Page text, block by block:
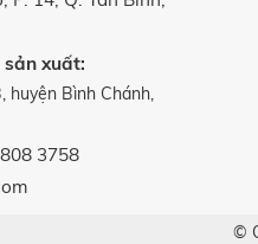
sản xuất:
huyện Bình Chánh,
3758
©